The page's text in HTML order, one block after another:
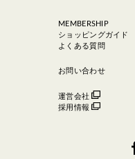
MEMBERSHIP
ショッピングガイド
よくある質問
お問い合わせ
運営会社
採用情報